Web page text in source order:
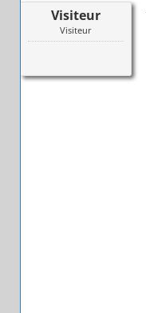
Visiteur
Visiteur